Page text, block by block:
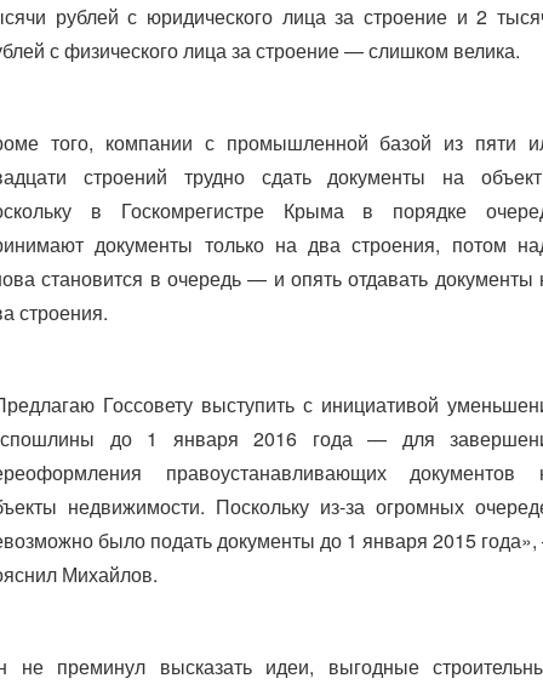
рублей с юридического лица за строение и 2
с физического лица за строение — слишком велика.
того, компании с промышленной базой из пяти
строений трудно сдать документы на
в Госкомрегистре Крыма в порядке
документы только на два строения, потом
становится в очередь — и опять отдавать документы
строения.
Госсовету выступить с инициативой
до 1 января 2016 года — для
правоустанавливающих документов
недвижимости. Поскольку из-за огромных
было подать документы до 1 января 2015
Михайлов.
не преминул высказать идеи, выгодные